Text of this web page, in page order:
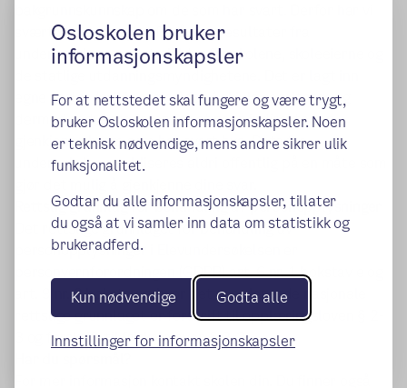
Osloskolen bruker
informasjonskapsler
For at nettstedet skal fungere og være trygt,
bruker Osloskolen informasjonskapsler. Noen
er teknisk nødvendige, mens andre sikrer ulik
funksjonalitet.
Godtar du alle informasjonskapsler, tillater
du også at vi samler inn data om statistikk og
brukeradferd.
Kun nødvendige Godta alle
Innstillinger for informasjonskapsler
svært strenge regler for å vise resultater fra
undersøkelsene – det gjelder for skolene, skoleeierne og
egne regler (prikkeregler) for å skjule resultater og
dermed redusere faren for at noen indirekte kan
gjenkjenne hvem som har svart hva. Data fra
undersøkelsen publiseres aldri offentlig på en måte som
Rettslig grunnlag for behandling av personopplysninger
Det rettslige grunnlaget for behandling av
personopplysninger i Elevundersøkelsen er
personvernforordningen (GDPR) art. 6 nr. 1 bokstav e og
art. 9 nr. 2 bokstav g, hvor det supplerende nasjonale
rettslige grunnlaget er forskrift til opplæringsloven § 2-
3 og forskrift til friskoleloven § 2-3.